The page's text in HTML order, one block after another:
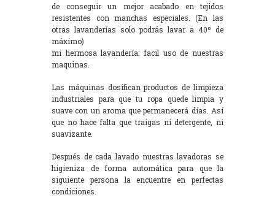
de conseguir un mejor acabado en tejidos
resistentes con manchas especiales. (En las
otras lavanderías solo podrás lavar a 40º de
máximo)
mi hermosa lavandería: facil uso de nuestras
maquinas.
Las máquinas dosifican productos de limpieza
industriales para que tu ropa quede limpia y
suave con un aroma que permanecerá días. Así
que no hace falta que traigas ni detergente, ni
suavizante.
Después de cada lavado nuestras lavadoras se
higieniza de forma automática para que la
siguiente persona la encuentre en perfectas
condiciones.